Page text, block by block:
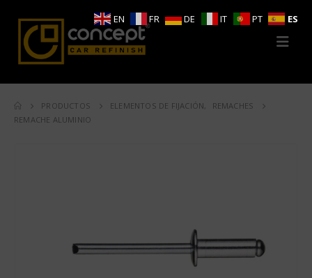
PRODUCTOS ELEMENTOS DE FIJACIÓN,
REMACHES
REMACHE ALUMINIO
EN FR DE IT PT ES